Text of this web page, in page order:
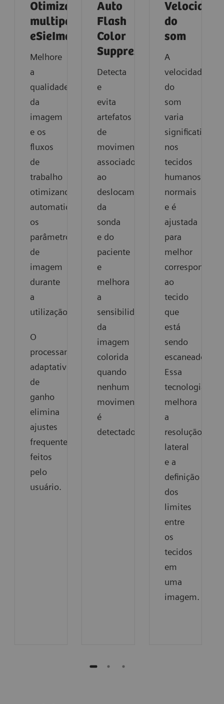
Otimização
multiparamétrica
eSieImage
Melhore
a
qualidade
da
imagem
e os
fluxos
de
trabalho
otimizando
automaticamente
os
parâmetros
de
imagem
durante
a
utilização.
O
processamento
adaptativo
de
ganho
elimina
ajustes
frequentes
feitos
pelo
usuário.
Auto
Flash
Color
Suppression
Detecta
e
evita
artefatos
de
movimento
associados
ao
deslocamento
da
sonda
e do
paciente
e
melhora
a
sensibilidade
da
imagem
colorida
quando
nenhum
movimento
é
detectado.
Velocidade
do
som
A
velocidade
do
som
varia
nos
tecidos
humanos
normais
e é
ajustada
para
melhor
corresponder
ao
tecido
que
está
sendo
escaneado.
Essa
tecnologia
melhora
a
resolução
lateral
e a
definição
dos
limites
entre
os
tecidos
em
uma
imagem.